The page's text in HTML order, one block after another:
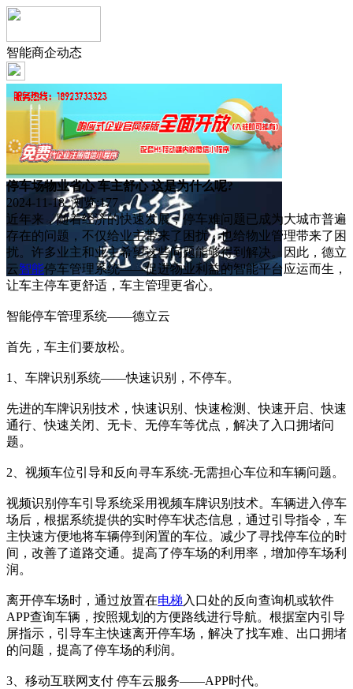
智能商企动态
停车场物业省心 车主舒心 这是为什么呢?
2024-11-18 浏览:177
近年来，随着经济的快速发展，停车难问题已成为大城市普遍
存在的问题，不仅给业主带来了困扰，也给物业管理带来了困
扰。许多业主和业主希望这些问题能够得到解决。因此，德立
云智能停车管理系统——促进物业利益的智能平台应运而生，
让车主停车更舒适，车主管理更省心。
智能停车管理系统——德立云
首先，车主们要放松。
1、车牌识别系统——快速识别，不停车。
先进的车牌识别技术，快速识别、快速检测、快速开启、快速
通行、快速关闭、无卡、无停车等优点，解决了入口拥堵问
题。
2、视频车位引导和反向寻车系统-无需担心车位和车辆问题。
视频识别停车引导系统采用视频车牌识别技术。车辆进入停车
场后，根据系统提供的实时停车状态信息，通过引导指令，车
主快速方便地将车辆停到闲置的车位。减少了寻找停车位的时
间，改善了道路交通。提高了停车场的利用率，增加停车场利
润。
离开停车场时，通过放置在电梯入口处的反向查询机或软件
APP查询车辆，按照规划的方便路线进行导航。根据室内引导
屏指示，引导车主快速离开停车场，解决了找车难、出口拥堵
的问题，提高了停车场的利润。
3、移动互联网支付 停车云服务——APP时代。